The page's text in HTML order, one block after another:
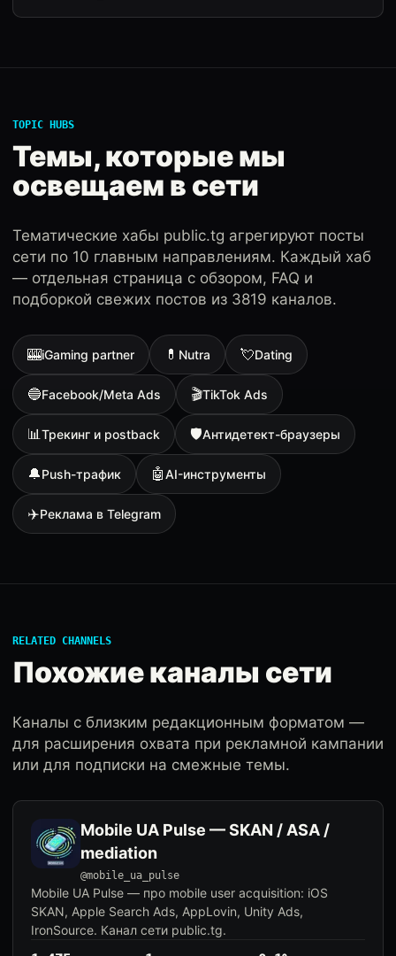
TOPIC HUBS
Темы, которые мы
освещаем в сети
Тематические хабы public.tg агрегируют посты
сети по 10 главным направлениям. Каждый хаб
— отдельная страница с обзором, FAQ и
подборкой свежих постов из 3819 каналов.
🎰iGaming partner 💊 Nutra 💘Dating
🔵Facebook/Meta Ads 🎬TikTok Ads
📊Трекинг и postback 🛡Антидетект-браузеры
🔔Push-трафик 🤖AI-инструменты
✈️Реклама в Telegram
RELATED CHANNELS
Похожие каналы сети
Каналы с близким редакционным форматом —
для расширения охвата при рекламной кампании
или для подписки на смежные темы.
Mobile UA Pulse — SKAN / ASA /
mediation
@mobile_ua_pulse
Mobile UA Pulse — про mobile user acquisition: iOS
SKAN, Apple Search Ads, AppLovin, Unity Ads,
IronSource. Канал сети public.tg.